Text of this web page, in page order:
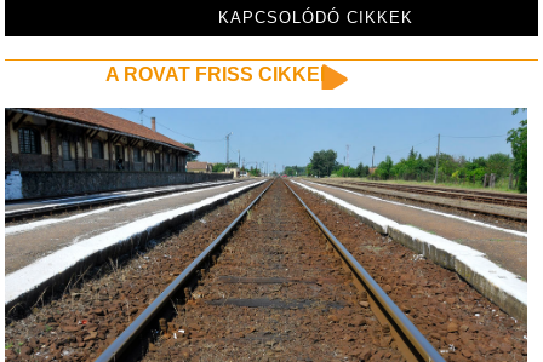
KAPCSOLÓDÓ CIKKEK
A ROVAT FRISS CIKKEI